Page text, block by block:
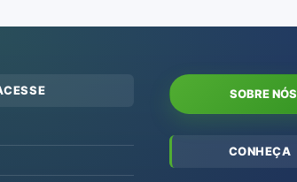
SOBRE NÓS
CONHEÇA